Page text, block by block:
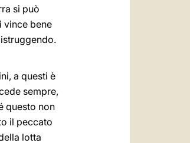
si può
vince bene
a questi è
sempre,
questo non
il peccato
lotta